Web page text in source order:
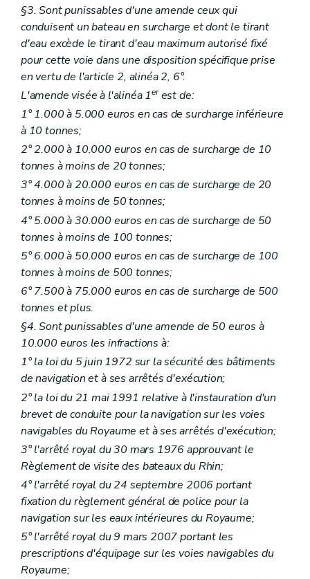
§3. Sont punissables d'une amende ceux qui
conduisent un bateau en surcharge et dont le tirant
d'eau excède le tirant d'eau maximum autorisé fixé
pour cette voie dans une disposition spécifique prise
en vertu de l'article 2, alinéa 2, 6°.
L'amende visée à l'alinéa 1erest de:
1° 1.000 à 5.000 euros en cas de surcharge inférieure
à 10 tonnes;
2° 2.000 à 10.000 euros en cas de surcharge de 10
tonnes à moins de 20 tonnes;
3° 4.000 à 20.000 euros en cas de surcharge de 20
tonnes à moins de 50 tonnes;
4° 5.000 à 30.000 euros en cas de surcharge de 50
tonnes à moins de 100 tonnes;
5° 6.000 à 50.000 euros en cas de surcharge de 100
tonnes à moins de 500 tonnes;
6° 7.500 à 75.000 euros en cas de surcharge de 500
tonnes et plus.
§4. Sont punissables d'une amende de 50 euros à
10.000 euros les infractions à:
1° la loi du 5 juin 1972 sur la sécurité des bâtiments
de navigation et à ses arrêtés d'exécution;
2° la loi du 21 mai 1991 relative à l'instauration d'un
brevet de conduite pour la navigation sur les voies
navigables du Royaume et à ses arrêtés d'exécution;
3° l'arrêté royal du 30 mars 1976 approuvant le
Règlement de visite des bateaux du Rhin;
4° l'arrêté royal du 24 septembre 2006 portant
fixation du règlement général de police pour la
navigation sur les eaux intérieures du Royaume;
5° l'arrêté royal du 9 mars 2007 portant les
prescriptions d'équipage sur les voies navigables du
Royaume;